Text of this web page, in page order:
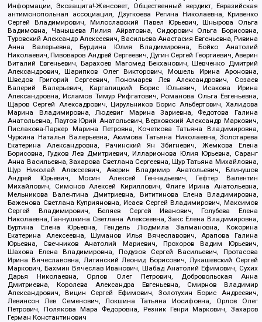
Информации, Экозащита!-Женсовет, Общественный вердикт, Евразийская
антимонопольная ассоциация, Дзугкоева Регина Николаевна, Кривенко
Сергей Владимирович, Милославский Павел Юрьевич, Шнырова Ольга
Вадимовна, Чанышева Лилия Айратовна, Сидорович Ольга Борисовна,
Туровский Александр Алексеевич, Васильева Анастасия Евгеньевна, Ривина
Анна Валерьевна, Бурдина Юлия Владимировна, Бойко Анатолий
Николаевич, Пивоваров Андрей Сергеевич, Дугин Сергей Георгиевич, Аверин
Виталий Евгеньевич, Барахоев Магомед Бекханович, Шевченко Дмитрий
Александрович, Шарипков Олег Викторович, Мошель Ирина Ароновна,
Шведов Григорий Сергеевич, Пономарев Лев Александрович, Созаев
Валерий Валерьевич, Каргалицкий Борис Юльевич, Исакова Ирина
Александровна, Исламов Тимур Рифгатович, Романова Ольга Евгеньевна,
Щаров Сергей Алексадрович, Цирульников Борис Альбертович, Халидова
Марина Владимировна, Людевиг Марина Зариевна, Федотова Галина
Анатольевна, Паутов Юрий Анатольевич, Верховский Александр Маркович,
Пислакова-Паркер Марина Петровна, Кочеткова Татьяна Владимировна,
Чуркина Наталья Валерьевна, Акимова Татьяна Николаевна, Золотарева
Екатерина Александровна, Рачинский Ян Збигневич, Жемкова Елена
Борисовна, Гудков Лев Дмитриевич, Илларионова Юлия Юрьевна, Саранг
Анна Васильевна, Захарова Светлана Сергеевна, Щур Татьяна Михайловна,
Щур Николай Алексеевич, Аверин Владимир Анатольевич, Блинушов
Андрей Юрьевич, Мосин Алексей Геннадьевич, Гефтер Валентин
Михайлович, Симонов Алексей Кириллович, Флиге Ирина Анатольевна,
Мельникова Валентина Дмитриевна, Вититинова Елена Владимировна,
Баженова Светлана Куприяновна, Исаев Сергей Владимирович, Максимов
Сергей Владимирович, Беляев Сергей Иванович, Голубева Елена
Николаевна, Ганнушкина Светлана Алексеевна, Закс Елена Владимировна,
Буртина Елена Юрьевна, Гендель Людмила Залмановна, Кокорина
Екатерина Алексеевна, Шуманов Илья Вячеславович, Арапова Галина
Юрьевна, Свечников Анатолий Мариевич, Прохоров Вадим Юрьевич,
Шахова Елена Владимировна, Подузов Сергей Васильевич, Протасова
Ирина Вячеславовна, Литинский Леонид Борисович, Лукашевский Сергей
Маркович, Бахмин Вячеслав Иванович, Шабад Анатолий Ефимович, Сухих
Дарья Николаевна, Орлов Олег Петрович, Добровольская Анна
Дмитриевна, Королева Александра Евгеньевна, Смирнов Владимир
Александрович, Вицин Сергей Ефимович, Золотухин Борис Андреевич,
Левинсон Лев Семенович, Локшина Татьяна Иосифовна, Орлов Олег
Петрович, Полякова Мара Федоровна, Резник Генри Маркович, Захаров
Герман Константинович